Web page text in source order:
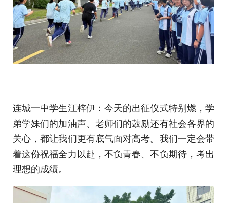
连城一中学生江梓伊：今天的出征仪式特别燃，学
弟学妹们的加油声、老师们的鼓励还有社会各界的
关心，都让我们更有底气面对高考。我们一定会带
着这份祝福全力以赴，不负青春、不负期待，考出
理想的成绩。